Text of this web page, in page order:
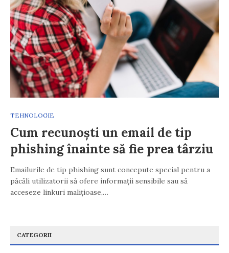
TEHNOLOGIE
Cum recunoști un email de tip
phishing înainte să fie prea târziu
Emailurile de tip phishing sunt concepute special pentru a
păcăli utilizatorii să ofere informații sensibile sau să
acceseze linkuri malițioase,…
CATEGORII